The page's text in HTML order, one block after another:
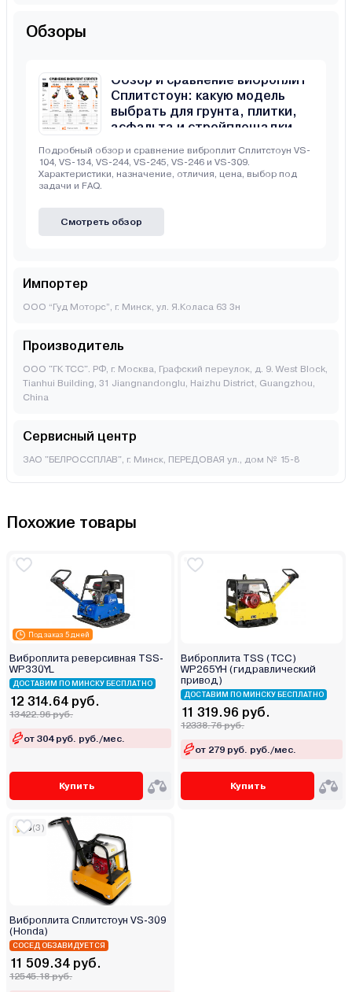
Обзоры
Обзор и сравнение виброплит
Сплитстоун: какую модель
выбрать для грунта, плитки,
асфальта и стройплощадки
Подробный обзор и сравнение виброплит Сплитстоун VS-
104, VS-134, VS-244, VS-245, VS-246 и VS-309.
Характеристики, назначение, отличия, цена, выбор под
задачи и FAQ.
Смотреть обзор
Импортер
ООО “Гуд Моторс”, г. Минск, ул. Я.Коласа 63 3н
Производитель
ООО "ГК ТСС". РФ, г. Москва, Графский переулок, д. 9. West Block,
Tianhui Building, 31 Jiangnandonglu, Haizhu District, Guangzhou,
China
Сервисный центр
ЗАО "БЕЛРОССПЛАВ", г. Минск, ПЕРЕДОВАЯ ул., дом № 15-8
Похожие товары
Под заказ 5 дней
Виброплита реверсивная TSS-
WP330YL
ДОСТАВИМ ПО МИНСКУ БЕСПЛАТНО
12 314.64 руб.
13422.96 руб.
от 304 руб. руб./мес.
Купить
Виброплита TSS (ТСС)
WP265YH (гидравлический
привод)
ДОСТАВИМ ПО МИНСКУ БЕСПЛАТНО
11 319.96 руб.
12338.76 руб.
от 279 руб. руб./мес.
Купить
5(3)
Виброплита Сплитстоун VS-309
(Honda)
СОСЕД ОБЗАВИДУЕТСЯ
11 509.34 руб.
12545.18 руб.